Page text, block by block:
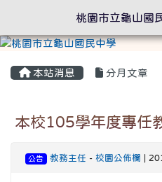
本站消息 分月文章
本校105學年度專任
公告 教務主任 - 校園公佈欄 |
桃園市立龜山國